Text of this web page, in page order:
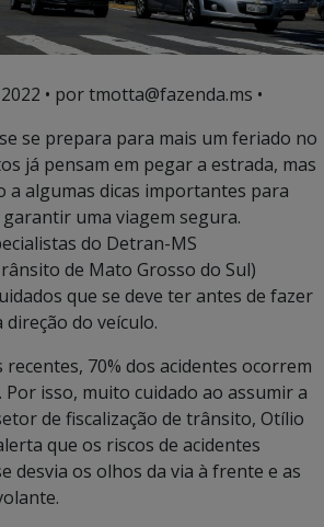
• por tmotta@fazenda.ms •
se prepara para mais um feriado no
já pensam em pegar a estrada, mas
a algumas dicas importantes para
uma viagem segura.
do Detran-MS
de Mato Grosso do Sul)
que se deve ter antes de fazer
direção do veículo.
70% dos acidentes ocorrem
isso, muito cuidado ao assumir a
de fiscalização de trânsito, Otílio
que os riscos de acidentes
desvia os olhos da via à frente e as